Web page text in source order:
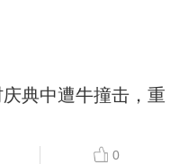
典中遭牛撞击，重
0